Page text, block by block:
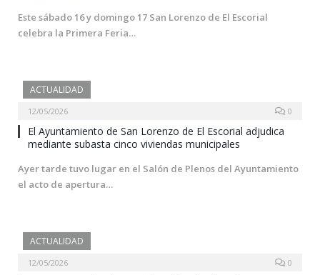
Este sábado 16 y domingo 17 San Lorenzo de El Escorial
celebra la Primera Feria…
ACTUALIDAD
12/05/2026 0
El Ayuntamiento de San Lorenzo de El Escorial adjudica
mediante subasta cinco viviendas municipales
Ayer tarde tuvo lugar en el Salón de Plenos del Ayuntamiento
el acto de apertura…
ACTUALIDAD
12/05/2026 0